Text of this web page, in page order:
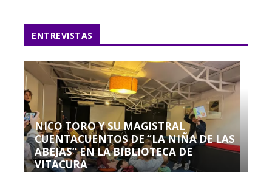
ENTREVISTAS
NICO TORO Y SU MAGISTRAL
CUENTACUENTOS DE “LA NIÑA DE LAS
ABEJAS” EN LA BIBLIOTECA DE
VITACURA